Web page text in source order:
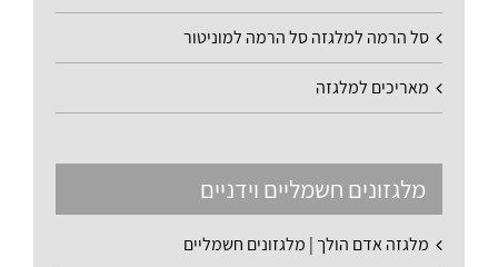
סל הרמה למלגזה סל הרמה למוניטור
מאריכים למלגזה
מלגזונים חשמליים וידניים
מלגזה אדם הולך | מלגזונים חשמליים